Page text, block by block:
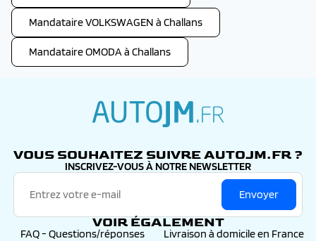
Mandataire VOLKSWAGEN à Challans
Mandataire OMODA à Challans
VOUS SOUHAITEZ SUIVRE AUTOJM.FR ?
INSCRIVEZ-VOUS À NOTRE NEWSLETTER
Envoyer
VOIR ÉGALEMENT
FAQ - Questions/réponses
Livraison à domicile en France